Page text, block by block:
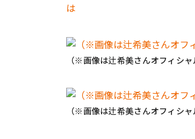
は
（※画像は辻希美さんオフィシャ
（※画像は辻希美さんオフィシャ